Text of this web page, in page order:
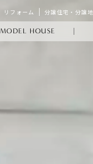
リフォーム 分譲住宅・分譲地
MODEL HOUSE